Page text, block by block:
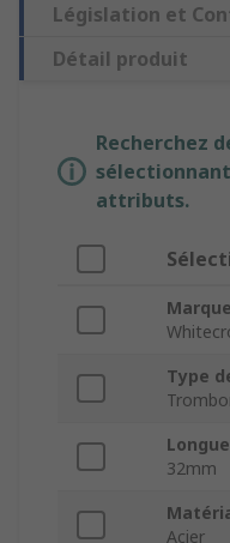
Législation et
Détail produit
Recherchez
attributs.
Marque
Type
32mm
Acier